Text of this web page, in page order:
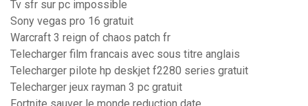
Tv sfr sur pc impossible
Sony vegas pro 16 gratuit
Warcraft 3 reign of chaos patch fr
Telecharger film francais avec sous titre anglais
Telecharger pilote hp deskjet f2280 series gratuit
Telecharger jeux rayman 3 pc gratuit